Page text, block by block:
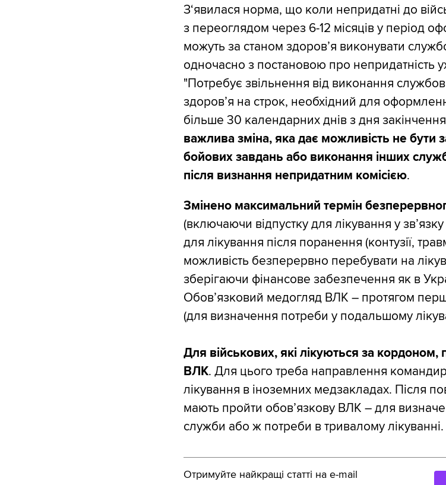
З‘явилася норма, що коли непридатні до
з переоглядом через 6-12 місяців у період
можуть за станом здоров’я виконувати
одночасно з постановою про непридатність
"Потребує звільнення від виконання
здоров’я на строк, необхідний для
більше 30 календарних днів з дня
важлива зміна, яка дає можливість не бути
бойових завдань або виконання інших
після визнання непридатним комісією.
Змінено максимальний термін
(включаючи відпустку для лікування у
для лікування після поранення (контузії,
можливість безперервно перебувати на
зберігаючи фінансове забезпечення як в
Обовʼязковий медогляд ВЛК – протягом
(для визначення потреби у подальшому
Для військових, які лікуються за кордоном,
ВЛК. Для цього треба направлення
лікування в іноземних медзакладах. Після
мають пройти обовʼязкову ВЛК – для
служби або ж потреби в тривалому лікуванні.
Отримуйте найкращі статті на e-mail